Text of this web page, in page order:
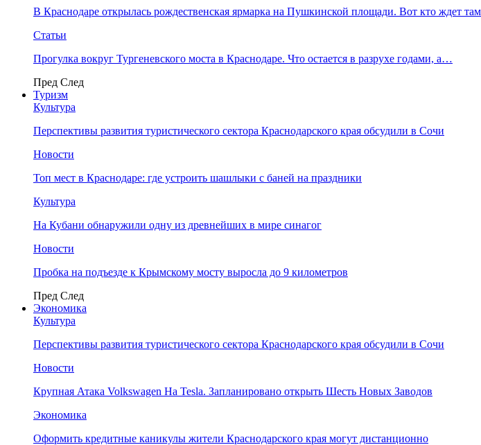
В Краснодаре открылась рождественская ярмарка на Пушкинской площади. Вот кто ждет
Статьи
Прогулка вокруг Тургеневского моста в Краснодаре. Что остается в разрухе годами, а…
Пред След
Туризм
Культура
Перспективы развития туристического сектора Краснодарского края обсудили в Сочи
Новости
Топ мест в Краснодаре: где устроить шашлыки с баней на праздники
Культура
На Кубани обнаружили одну из древнейших в мире синагог
Новости
Пробка на подъезде к Крымскому мосту выросла до 9 километров
Пред След
Экономика
Культура
Перспективы развития туристического сектора Краснодарского края обсудили в Сочи
Новости
Крупная Атака Volkswagen На Tesla. Запланировано открыть Шесть Новых Заводов
Экономика
Оформить кредитные каникулы жители Краснодарского края могут дистанционно